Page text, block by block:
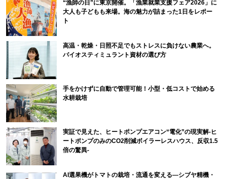
“漁師の日”に東京開催。「漁業就業支援フェア2026」に
大人も子どもも来場。海の魅力が詰まった1日をレポー
ト
高温・乾燥・日照不足でもストレスに負けない農業へ。
バイオスティミュラント資材の選び方
手をかけずに自動で管理可能！小型・低コストで始める
水耕栽培
実証で見えた、ヒートポンプエアコン“電化”の現実解-ヒ
ートポンプのみのCO2削減ボイラーレスハウス、反収1.5
倍の驚異-
AI選果機がトマトの栽培・流通を変える―シブヤ精機・